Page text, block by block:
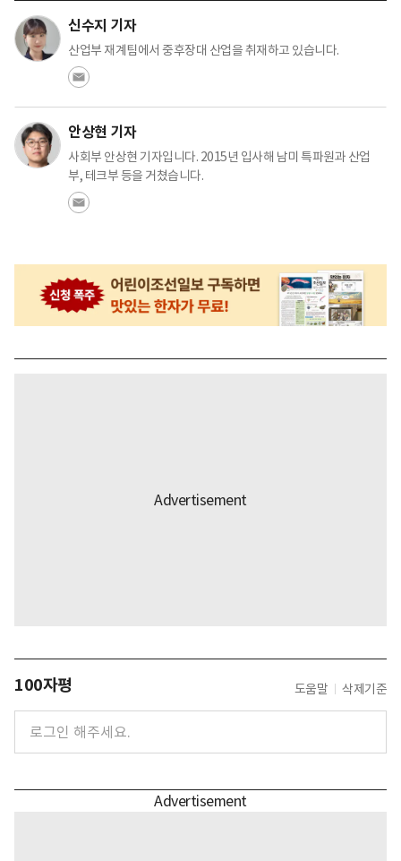
신수지 기자
산업부 재계팀에서 중후장대 산업을 취재하고 있습니다.
안상현 기자
사회부 안상현 기자입니다. 2015년 입사해 남미 특파원과 산업
부, 테크부 등을 거쳤습니다.
100자평 도움말 삭제기준